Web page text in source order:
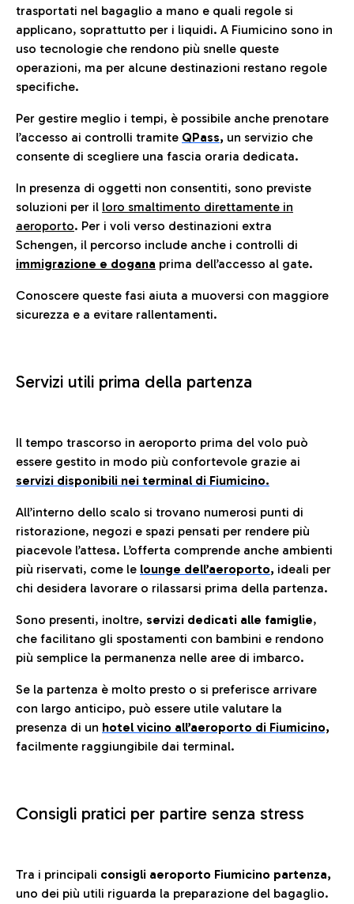
trasportati nel bagaglio a mano e quali regole si
applicano, soprattutto per i liquidi. A Fiumicino sono in
uso tecnologie che rendono più snelle queste
operazioni, ma per alcune destinazioni restano regole
specifiche.
Per gestire meglio i tempi, è possibile anche prenotare
l’accesso ai controlli tramite QPass, un servizio che
consente di scegliere una fascia oraria dedicata.
In presenza di oggetti non consentiti, sono previste
soluzioni per il loro smaltimento direttamente in
aeroporto. Per i voli verso destinazioni extra
Schengen, il percorso include anche i controlli di
immigrazione e dogana prima dell’accesso al gate.
Conoscere queste fasi aiuta a muoversi con maggiore
sicurezza e a evitare rallentamenti.
Servizi utili prima della partenza
Il tempo trascorso in aeroporto prima del volo può
essere gestito in modo più confortevole grazie ai
servizi disponibili nei terminal di Fiumicino.
All’interno dello scalo si trovano numerosi punti di
ristorazione, negozi e spazi pensati per rendere più
piacevole l’attesa. L’offerta comprende anche ambienti
più riservati, come le lounge dell’aeroporto, ideali per
chi desidera lavorare o rilassarsi prima della partenza.
Sono presenti, inoltre, servizi dedicati alle famiglie,
che facilitano gli spostamenti con bambini e rendono
più semplice la permanenza nelle aree di imbarco.
Se la partenza è molto presto o si preferisce arrivare
con largo anticipo, può essere utile valutare la
presenza di un hotel vicino all’aeroporto di Fiumicino,
facilmente raggiungibile dai terminal.
Consigli pratici per partire senza stress
Tra i principali consigli aeroporto Fiumicino partenza,
uno dei più utili riguarda la preparazione del bagaglio.